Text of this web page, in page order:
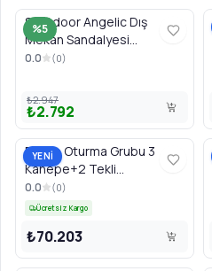
%5
Soutdoor Angelic Dış
Mekan Sandalyesi
52X57X79.5Cm - Siyah
0.0 (0)
₺2.947
₺2.792
YENİ
Bahçe Oturma Grubu 3
Kanepe+2 Tekli
Koltuk+puf+sehpa
Aleminyum Gövde
0.0 (0)
Ücretsiz Kargo
₺70.203